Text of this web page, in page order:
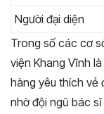
Người đại diện
Trong số các cơ
viện Khang Vĩnh
hàng yêu thích vẻ
nhờ đội ngũ bác